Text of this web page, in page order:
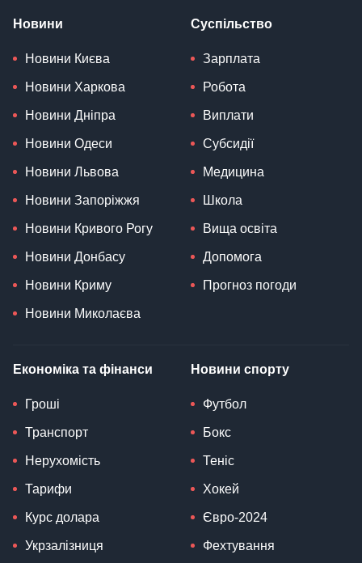
Новини
Новини Києва
Новини Харкова
Новини Дніпра
Новини Одеси
Новини Львова
Новини Запоріжжя
Новини Кривого Рогу
Новини Донбасу
Новини Криму
Новини Миколаєва
Суспільство
Зарплата
Робота
Виплати
Субсидії
Медицина
Школа
Вища освіта
Допомога
Прогноз погоди
Економіка та фінанси
Гроші
Транспорт
Нерухомість
Тарифи
Курс долара
Укрзалізниця
Новини спорту
Футбол
Бокс
Теніс
Хокей
Євро-2024
Фехтування